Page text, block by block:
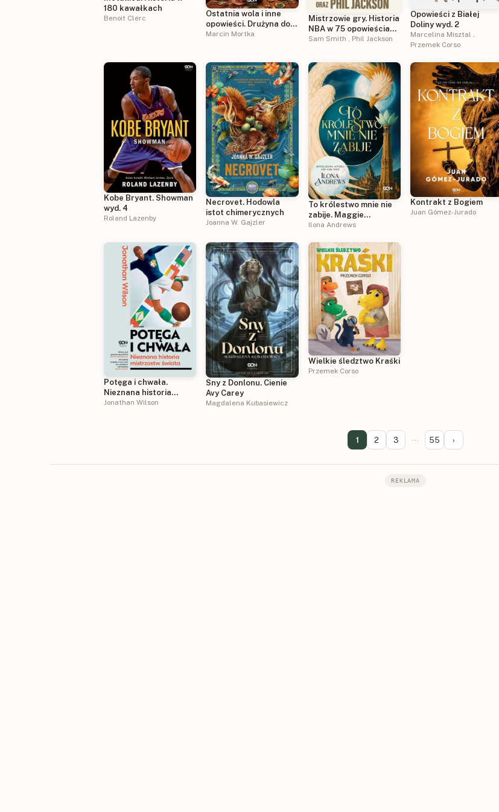
180 kawałkach
Benoit Clerc
Ostatnia wola i inne
opowieści. Drużyna do
zadań specjalnych
Marcin Mortka
Mistrzowie gry. Historia
NBA w 75 opowieściach
o legendarnych
Sam Smith , Phil Jackson
Opowieści z Białej
Doliny wyd. 2
Marcelina Misztal
Przemek Corso
Kobe Bryant. Showman
wyd. 4
Roland Lazenby
Necrovet. Hodowla
istot chimerycznych
Joanna W. Gajzler
To królestwo mnie nie
zabije. Maggie
Nieśmiertelna
Ilona Andrews
Kontrakt z Bogiem
Juan Gómez-Jurado
Potęga i chwała.
Nieznana historia
mistrzostw świata
Jonathan Wilson
Sny z Donlonu. Cienie
Avy Carey
Magdalena Kubasiewicz
Wielkie śledztwo Kraśki
Przemek Corso
1 2 3 ··· 55 ›
REKLAMA